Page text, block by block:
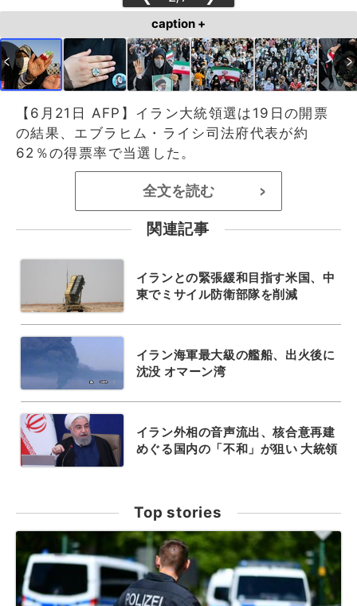
caption +
【6月21日 AFP】イラン大統領選は19日の開票
の結果、エブラヒム・ライシ司法府代表が約
62％の得票率で当選した。
全文を読む >
関連記事
イランとの緊張緩和目指す米国、中
東でミサイル防衛部隊を削減
イラン海軍最大級の艦船、出火後に
沈没 オマーン湾
イラン外相の音声流出、核合意再建
めぐる国内の「不和」が狙い 大統領
Top stories